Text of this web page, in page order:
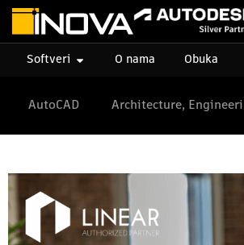
Softveri O nama Obuka
AutoCAD Architecture,